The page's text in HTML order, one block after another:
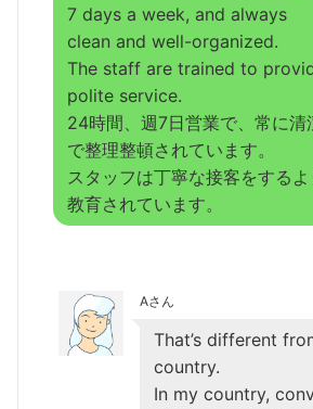
7 days a week, and always
clean and well-organized.
The staff are trained to
polite service.
24時間、週7日営業で、常に清
で整理整頓されています。
スタッフは丁寧な接客をするよ
教育されています。
Aさん
That’s different
country.
In my country,